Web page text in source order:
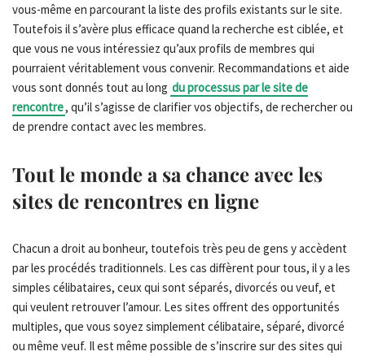
vous-même en parcourant la liste des profils existants sur le site.
Toutefois il s’avère plus efficace quand la recherche est ciblée, et
que vous ne vous intéressiez qu’aux profils de membres qui
pourraient véritablement vous convenir. Recommandations et aide
vous sont donnés tout au long du processus par le site de
rencontre, qu’il s’agisse de clarifier vos objectifs, de rechercher ou
de prendre contact avec les membres.
Tout le monde a sa chance avec les
sites de rencontres en ligne
Chacun a droit au bonheur, toutefois très peu de gens y accèdent
par les procédés traditionnels. Les cas diffèrent pour tous, il y a les
simples célibataires, ceux qui sont séparés, divorcés ou veuf, et
qui veulent retrouver l’amour. Les sites offrent des opportunités
multiples, que vous soyez simplement célibataire, séparé, divorcé
ou même veuf. Il est même possible de s’inscrire sur des sites qui